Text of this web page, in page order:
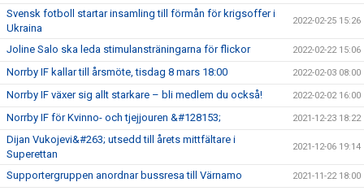
Svensk fotboll startar insamling till förmån för krigsoffer i
Ukraina
2022-02-25 15:26
Joline Salo ska leda stimulansträningarna för flickor 2022-02-22 15:06
Norrby IF kallar till årsmöte, tisdag 8 mars 18:00 2022-02-03 08:00
Norrby IF växer sig allt starkare – bli medlem du också! 2022-02-02 16:00
Norrby IF för Kvinno- och tjejjouren &#128153; 2021-12-23 18:22
Dijan Vukojevi&#263; utsedd till årets mittfältare i
Superettan
2021-12-06 19:14
Supportergruppen anordnar bussresa till Värnamo 2021-11-22 18:00